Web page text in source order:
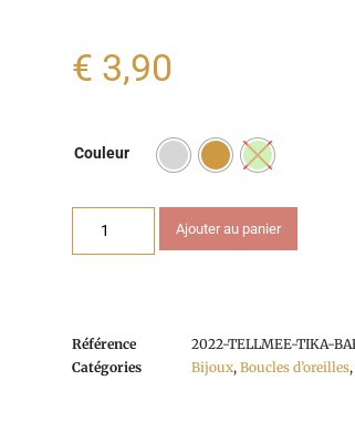
€ 3,90
Couleur
Ajouter au panier
Référence
2022-TELLMEE-TIKA-
Catégories
Bijoux, Boucles d’oreilles,